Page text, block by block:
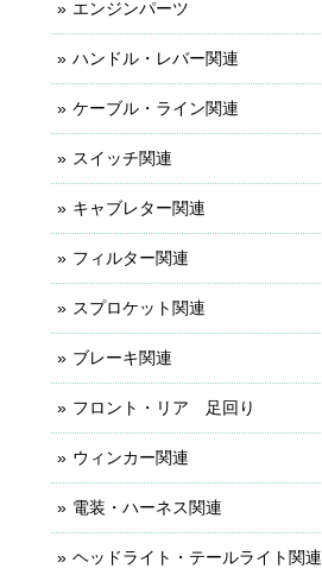
エンジンパーツ
ハンドル・レバー関連
ケーブル・ライン関連
スイッチ関連
キャブレター関連
フィルター関連
スプロケット関連
ブレーキ関連
フロント・リア 足回り
ウィンカー関連
電装・ハーネス関連
ヘッドライト・テールライト関連